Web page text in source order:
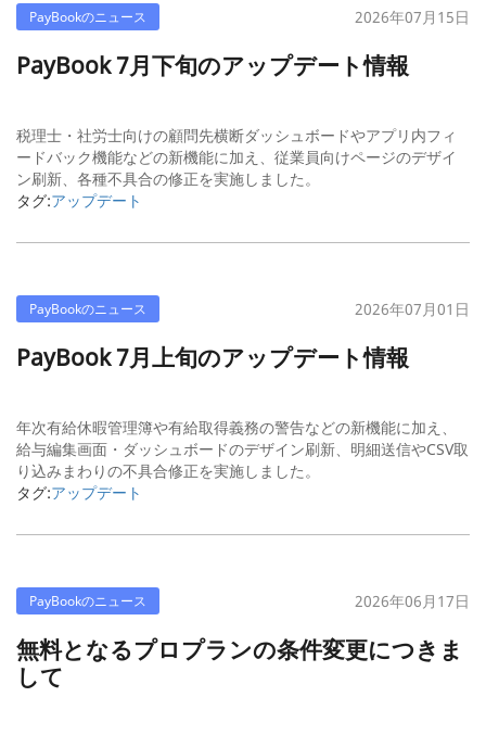
PayBookのニュース 2026年07月15日
PayBook 7月下旬のアップデート情報
税理士・社労士向けの顧問先横断ダッシュボードやアプリ内フィ
ードバック機能などの新機能に加え、従業員向けページのデザイ
ン刷新、各種不具合の修正を実施しました。
タグ:アップデート
PayBookのニュース 2026年07月01日
PayBook 7月上旬のアップデート情報
年次有給休暇管理簿や有給取得義務の警告などの新機能に加え、
給与編集画面・ダッシュボードのデザイン刷新、明細送信やCSV取
り込みまわりの不具合修正を実施しました。
タグ:アップデート
PayBookのニュース 2026年06月17日
無料となるプロプランの条件変更につきま
して